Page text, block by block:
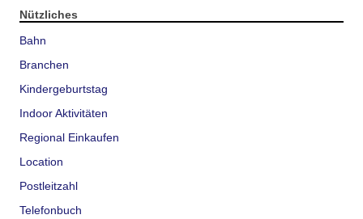
Nützliches
Bahn
Branchen
Kindergeburtstag
Indoor Aktivitäten
Regional Einkaufen
Location
Postleitzahl
Telefonbuch